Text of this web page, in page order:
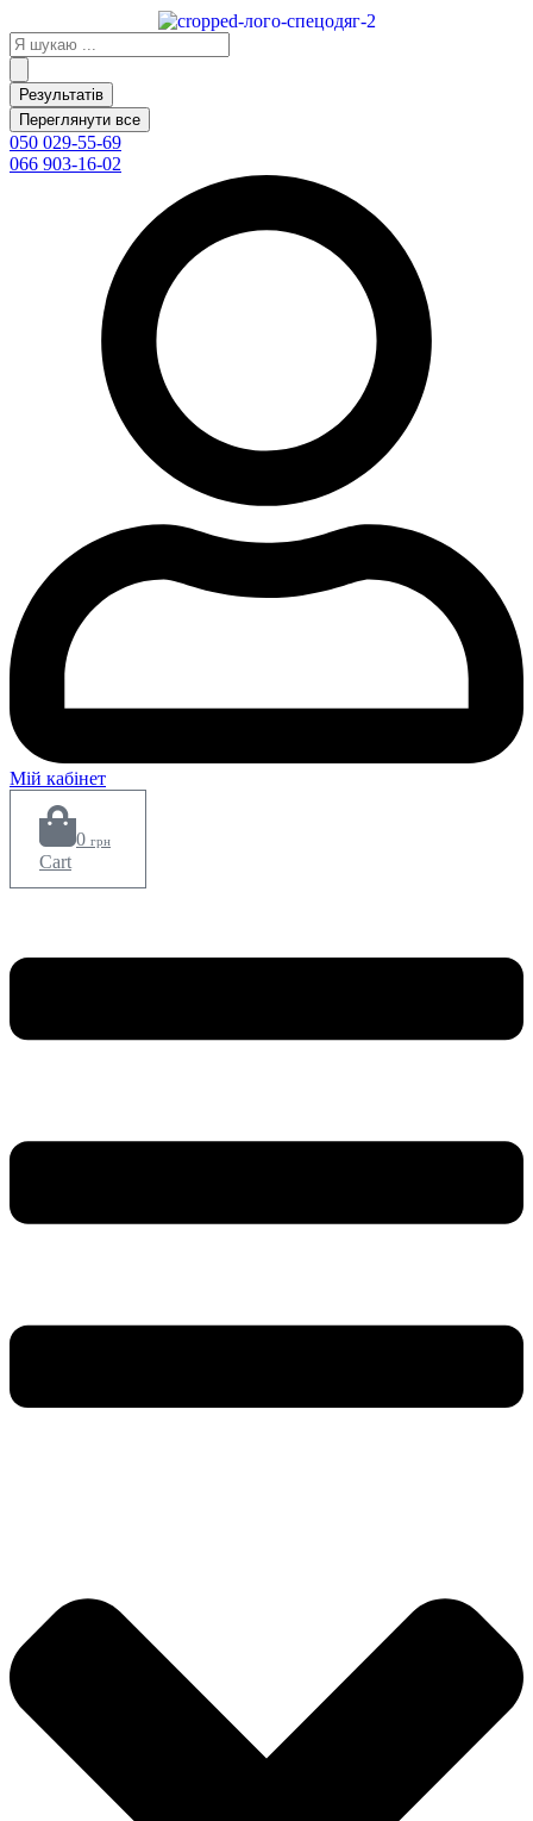
до
вмісту
Search
...
Результатів
Переглянути все
050 029-55-69
066 903-16-02
Мій кабінет
0 грн
Cart